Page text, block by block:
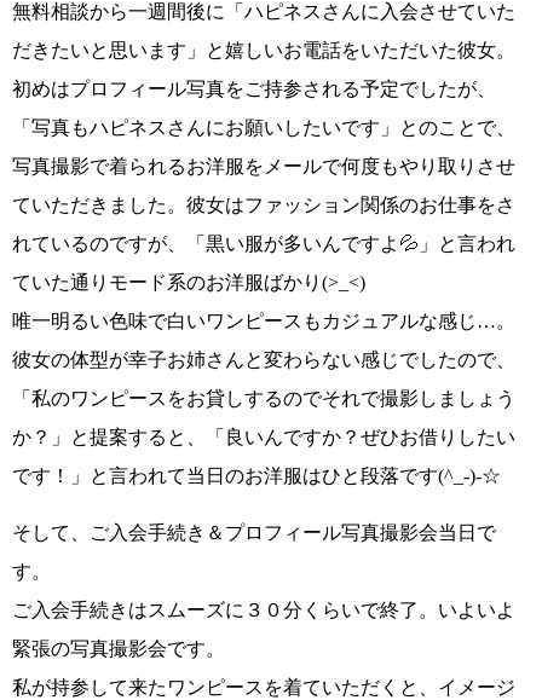
無料相談から一週間後に
「ハピネスさんに入会させていた
だきたいと思います」
と嬉しいお電話をいただいた彼女。
初めはプロフィール写真をご持参される予定でしたが、
「写真もハピネスさんにお願いしたいです」
とのことで、
写真撮影で着られるお洋服をメールで何度もやり取りさせ
ていただきました。彼女はファッション関係のお仕事をさ
れているのですが、
「黒い服が多いんですよ💦」
と言われ
ていた通りモード系のお洋服ばかり (>_<)
唯一明るい色味で白いワンピースもカジュアルな感じ…。
彼女の体型が幸子お姉さんと変わらない感じでしたので、
「私のワンピースをお貸しするのでそれで撮影しましょう
か？」
と提案すると、
「良いんですか？ぜひお借りしたい
です！」
と言われて当日のお洋服はひと段落です(^_-)-☆
そして、ご入会手続き＆プロフィール写真撮影会当日で
す。
ご入会手続きはスムーズに３０分くらいで終了。いよいよ
緊張の写真撮影会です。
私が持参して来たワンピースを着ていただくと、 イメージ